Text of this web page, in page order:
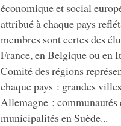
économique et social
attribué à chaque pays
membres sont certes des
France, en Belgique ou en
Comité des régions
chaque pays : grandes
Allemagne ; communautés
municipalités en Suède...